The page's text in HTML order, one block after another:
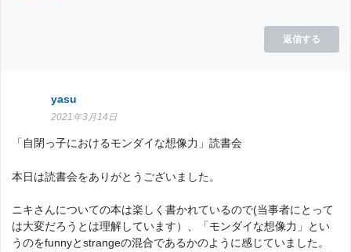
返信する
yasu
2021年3月14日
「自閉っ子におけるモンダイな想像力」読書会
本日は読書会をありがとうございました。
ニキさんについての本は楽しく書かれているので(当事者にとって
は大変だろうとは理解しています）、「モンダイな想像力」とい
うのをfunnyとstrangeの混合であるかのように感じていました。